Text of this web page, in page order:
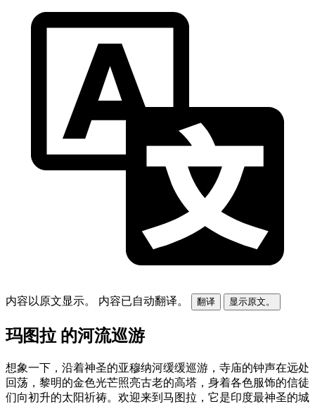
内容以原文显示。 内容已自动翻译。 翻译 显示原文。
玛图拉 的河流巡游
想象一下，沿着神圣的亚穆纳河缓缓巡游，寺庙的钟声在远处
回荡，黎明的金色光芒照亮古老的高塔，身着各色服饰的信徒
们向初升的太阳祈祷。欢迎来到马图拉，它是印度最神圣的城